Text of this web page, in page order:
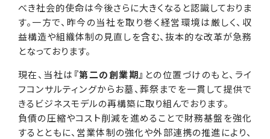
べき社会的使命は今後さらに大きくなると認識しておりま
す。一方で、昨今の当社を取り巻く経営環境は厳しく、収
益構造や組織体制の見直しを含む、抜本的な改革が急務
となっております。
現在、当社は 『第二の創業期』 との位置づけのもと、ライ
フコンサルティングからお墓、葬祭までを一貫して提供で
きるビジネスモデルの再構築に取り組んでおります。
負債の圧縮やコスト削減を進めることで財務基盤を強化
するとともに、営業体制の強化や外部連携の推進により、